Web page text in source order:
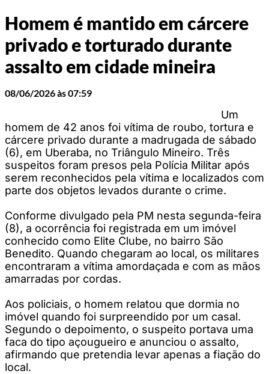
Homem é mantido em cárcere
privado e torturado durante
assalto em cidade mineira
08/06/2026 às 07:59
Um
homem de 42 anos foi vítima de roubo, tortura e
cárcere privado durante a madrugada de sábado
(6), em Uberaba, no Triângulo Mineiro. Três
suspeitos foram presos pela Polícia Militar após
serem reconhecidos pela vítima e localizados com
parte dos objetos levados durante o crime.
Conforme divulgado pela PM nesta segunda-feira
(8), a ocorrência foi registrada em um imóvel
conhecido como Elite Clube, no bairro São
Benedito. Quando chegaram ao local, os militares
encontraram a vítima amordaçada e com as mãos
amarradas por cordas.
Aos policiais, o homem relatou que dormia no
imóvel quando foi surpreendido por um casal.
Segundo o depoimento, o suspeito portava uma
faca do tipo açougueiro e anunciou o assalto,
afirmando que pretendia levar apenas a fiação do
local.